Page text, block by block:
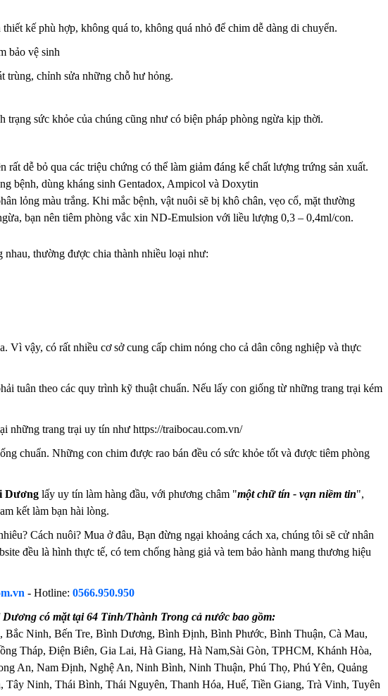
kế phù hợp, không quá to, không quá nhỏ để chim dễ dàng di chuyển.
bảo vệ sinh
trùng, chỉnh sửa những chỗ hư hỏng.
sức khỏe của chúng cũng như có biện pháp phòng ngừa kịp thời.
dễ bỏ qua các triệu chứng có thể làm giảm đáng kể chất lượng trứng sản xuất.
bệnh, dùng kháng sinh Gentadox, Ampicol và Doxytin
lỏng màu trắng. Khi mắc bệnh, vật nuôi sẽ bị khô chân, vẹo cổ, mặt thường
bạn nên tiêm phòng vắc xin ND-Emulsion với liều lượng 0,3 – 0,4ml/con.
thường được chia thành nhiều loại như:
vậy, có rất nhiều cơ sở cung cấp chim nóng cho cả dân công nghiệp và thực
tuân theo các quy trình kỹ thuật chuẩn. Nếu lấy con giống từ những trang trại kém
những trang trại uy tín như https://traibocau.com.vn/
chuẩn. Những con chim được rao bán đều có sức khỏe tốt và được tiêm phòng
Dươnglấy uy tín làm hàng đầu, với phương châm "một chữ tín - vạn niềm tin",
kết làm bạn hài lòng.
Cách nuôi? Mua ở đâu, Bạn đừng ngại khoảng cách xa, chúng tôi sẽ cử nhân
đều là hình thực tế, có tem chống hàng giả và tem bảo hành mang thương hiệu
- Hotline: 0566.950.950
có mặt tại 64 Tỉnh/Thành Trong cả nước bao gồm:
Ninh, Bến Tre, Bình Dương, Bình Định, Bình Phước, Bình Thuận, Cà Mau,
Tháp, Điện Biên, Gia Lai, Hà Giang, Hà Nam,Sài Gòn, TPHCM, Khánh Hòa,
An, Nam Định, Nghệ An, Ninh Bình, Ninh Thuận, Phú Thọ, Phú Yên, Quảng
Ninh, Thái Bình, Thái Nguyên, Thanh Hóa, Huế, Tiền Giang, Trà Vinh, Tuyên